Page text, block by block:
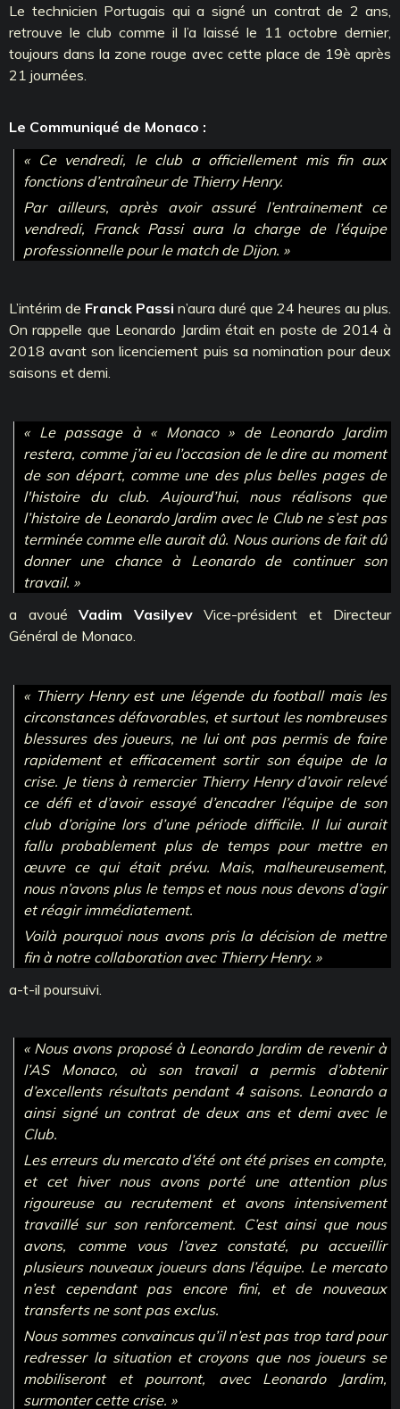
Le technicien Portugais qui a signé un contrat de 2 ans,
retrouve le club comme il l’a laissé le 11 octobre dernier,
toujours dans la zone rouge avec cette place de 19è après
21 journées.
Le Communiqué de Monaco :
« Ce vendredi, le club a officiellement mis fin aux
fonctions d’entraîneur de Thierry Henry.
Par ailleurs, après avoir assuré l’entrainement ce
vendredi, Franck Passi aura la charge de l’équipe
professionnelle pour le match de Dijon. »
L’intérim de Franck Passi n’aura duré que 24 heures au plus.
On rappelle que Leonardo Jardim était en poste de 2014 à
2018 avant son licenciement puis sa nomination pour deux
saisons et demi.
« Le passage à « Monaco » de Leonardo Jardim
restera, comme j’ai eu l’occasion de le dire au moment
de son départ, comme une des plus belles pages de
l'histoire du club. Aujourd’hui, nous réalisons que
l’histoire de Leonardo Jardim avec le Club ne s’est pas
terminée comme elle aurait dû. Nous aurions de fait dû
donner une chance à Leonardo de continuer son
travail. »
a avoué Vadim VasilyevVice-président et Directeur
Général de Monaco.
« Thierry Henry est une légende du football mais les
circonstances défavorables, et surtout les nombreuses
blessures des joueurs, ne lui ont pas permis de faire
rapidement et efficacement sortir son équipe de la
crise. Je tiens à remercier Thierry Henry d’avoir relevé
ce défi et d’avoir essayé d’encadrer l’équipe de son
club d’origine lors d’une période difficile. Il lui aurait
fallu probablement plus de temps pour mettre en
œuvre ce qui était prévu. Mais, malheureusement,
nous n’avons plus le temps et nous nous devons d’agir
et réagir immédiatement.
Voilà pourquoi nous avons pris la décision de mettre
fin à notre collaboration avec Thierry Henry. »
a-t-il poursuivi.
« Nous avons proposé à Leonardo Jardim de revenir à
l’AS Monaco, où son travail a permis d’obtenir
d’excellents résultats pendant 4 saisons. Leonardo a
ainsi signé un contrat de deux ans et demi avec le
Club.
Les erreurs du mercato d’été ont été prises en compte,
et cet hiver nous avons porté une attention plus
rigoureuse au recrutement et avons intensivement
travaillé sur son renforcement. C’est ainsi que nous
avons, comme vous l’avez constaté, pu accueillir
plusieurs nouveaux joueurs dans l’équipe. Le mercato
n’est cependant pas encore fini, et de nouveaux
transferts ne sont pas exclus.
Nous sommes convaincus qu’il n’est pas trop tard pour
redresser la situation et croyons que nos joueurs se
mobiliseront et pourront, avec Leonardo Jardim,
surmonter cette crise. »